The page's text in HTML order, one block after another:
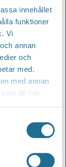
innehållet
funktioner
Vi
annan
och
med.
med annan
de har